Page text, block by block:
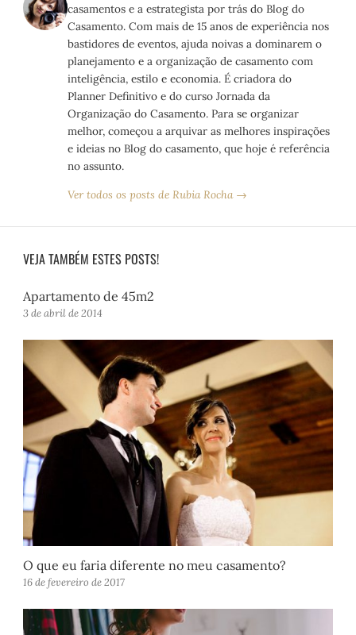
casamentos e a estrategista por trás do Blog do
Casamento. Com mais de 15 anos de experiência nos
bastidores de eventos, ajuda noivas a dominarem o
planejamento e a organização de casamento com
inteligência, estilo e economia. É criadora do
Planner Definitivo e do curso Jornada da
Organização do Casamento. Para se organizar
melhor, começou a arquivar as melhores inspirações
e ideias no Blog do casamento, que hoje é referência
no assunto.
Ver todos os posts de Rubia Rocha →
VEJA TAMBÉM ESTES POSTS!
Apartamento de 45m2
3 de abril de 2014
O que eu faria diferente no meu casamento?
16 de fevereiro de 2017